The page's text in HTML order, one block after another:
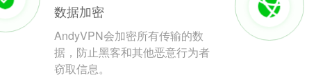
数据加密
AndyVPN会加密所有传输的数
据，防止黑客和其他恶意行为者
窃取信息。